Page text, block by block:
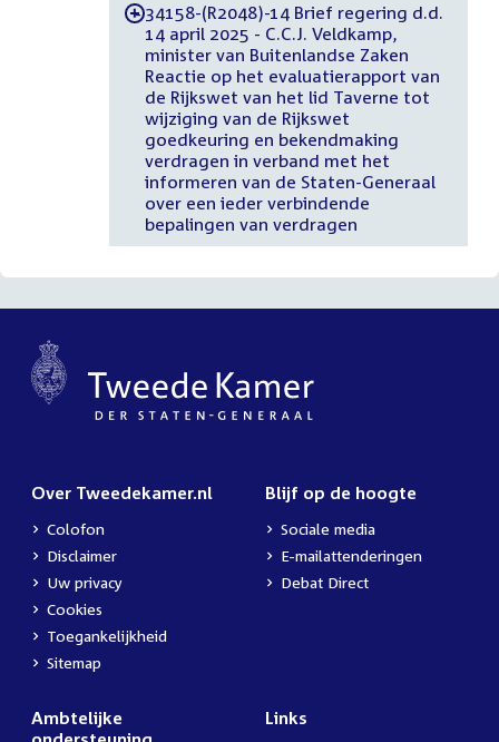
-34158-(R2048)-14 Brief regering d.d.
14 april 2025 - C.C.J. Veldkamp,
minister van Buitenlandse Zaken
Reactie op het evaluatierapport van
de Rijkswet van het lid Taverne tot
wijziging van de Rijkswet
goedkeuring en bekendmaking
verdragen in verband met het
informeren van de Staten-Generaal
over een ieder verbindende
bepalingen van verdragen
Over Tweedekamer.nl
Colofon
Disclaimer
Uw privacy
Cookies
Toegankelijkheid
Sitemap
Blijf op de hoogte
Sociale media
E-mailattenderingen
Debat Direct
Ambtelijke
Links